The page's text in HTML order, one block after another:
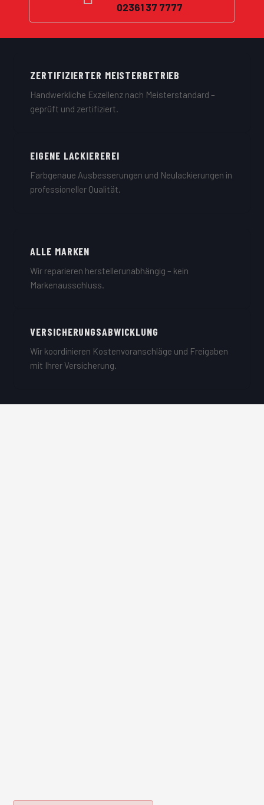
02361 37 7777
ZERTIFIZIERTER MEISTERBETRIEB
Handwerkliche Exzellenz nach Meisterstandard –
geprüft und zertifiziert.
EIGENE LACKIEREREI
Farbgenaue Ausbesserungen und Neulackierungen in
professioneller Qualität.
ALLE MARKEN
Wir reparieren herstellerunabhängig – kein
Markenausschluss.
VERSICHERUNGSABWICKLUNG
Wir koordinieren Kostenvoranschläge und Freigaben
mit Ihrer Versicherung.